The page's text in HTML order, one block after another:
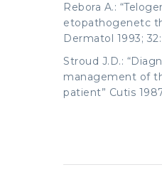
Rebora A.:
etopathogenetc
Dermatol 1993;
Stroud J.D.:
management of
patient” Cutis